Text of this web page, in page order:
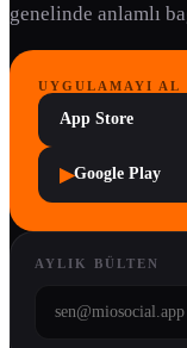
genelinde anlamlı
UYGULAMAYI AL
App Store
▶Google Play
AYLIK BÜLTEN